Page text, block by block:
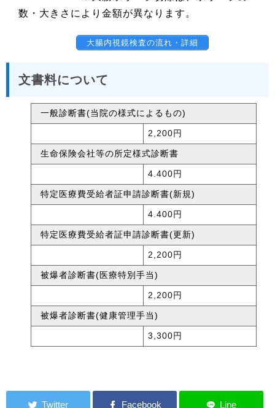
数・大きさにより金額が異なります。
大腸内視鏡検査の流れ・詳細
文書料について
一般診断書(当院の様式によるもの)
2,200円
生命保険会社等の所定様式診断書
4.400円
特定医療費受給者証申請診断書(新規)
4.400円
特定医療費受給者証申請診断書(更新)
2,200円
被爆者診断書(医療特別手当)
2,200円
被爆者診断書(健康管理手当)
3,300円